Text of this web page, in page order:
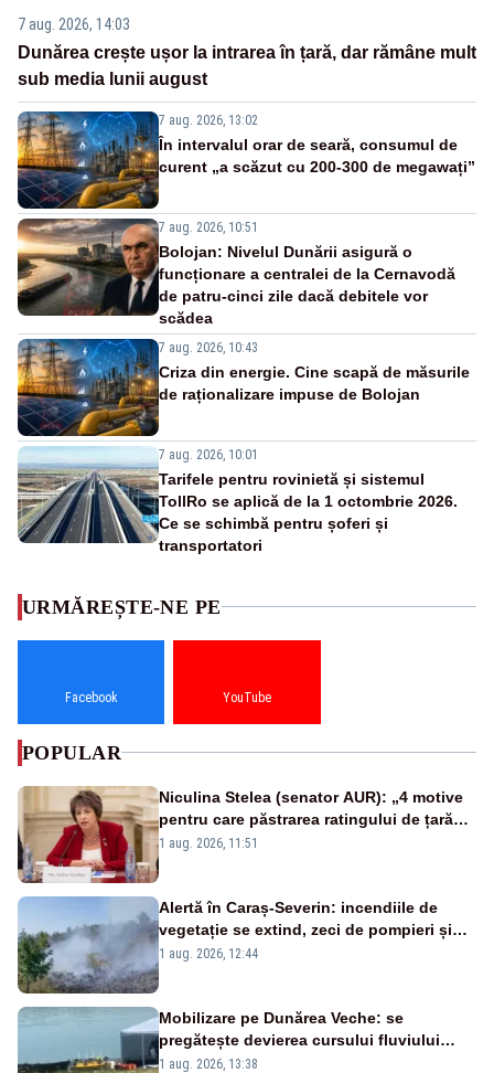
7 aug. 2026, 14:03
Dunărea crește ușor la intrarea în țară, dar rămâne mult
sub media lunii august
7 aug. 2026, 13:02
În intervalul orar de seară, consumul de
curent „a scăzut cu 200-300 de megawați”
7 aug. 2026, 10:51
Bolojan: Nivelul Dunării asigură o
funcționare a centralei de la Cernavodă
de patru-cinci zile dacă debitele vor
scădea
7 aug. 2026, 10:43
Criza din energie. Cine scapă de măsurile
de raționalizare impuse de Bolojan
7 aug. 2026, 10:01
Tarifele pentru rovinietă și sistemul
TollRo se aplică de la 1 octombrie 2026.
Ce se schimbă pentru șoferi și
transportatori
URMĂREȘTE-NE PE
Facebook YouTube
POPULAR
Niculina Stelea (senator AUR): „4 motive
pentru care păstrarea ratingului de țară
nu este o reușită pentru Guvernul
1 aug. 2026, 11:51
Alertă în Caraș-Severin: incendiile de
vegetație se extind, zeci de pompieri și
silvicultori se luptă cu flăcările - VIDEO
1 aug. 2026, 12:44
Mobilizare pe Dunărea Veche: se
pregătește devierea cursului fluviului
către Cernavodă – VIDEO
1 aug. 2026, 13:38